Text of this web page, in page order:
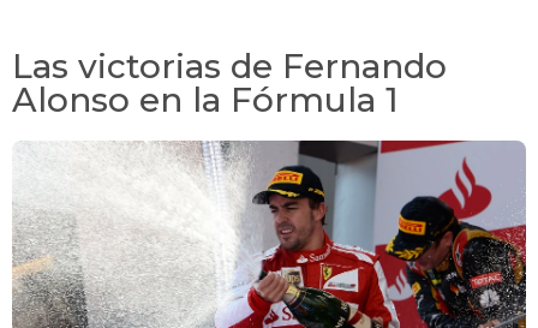
Las victorias de Fernando
Alonso en la Fórmula 1